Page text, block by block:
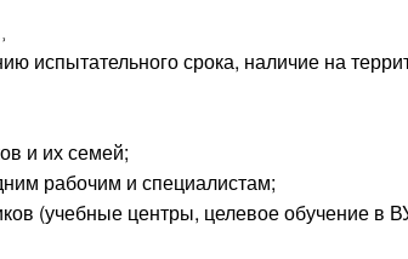
испытательного срока, наличие на
и их семей;
рабочим и специалистам;
(учебные центры, целевое обучение в